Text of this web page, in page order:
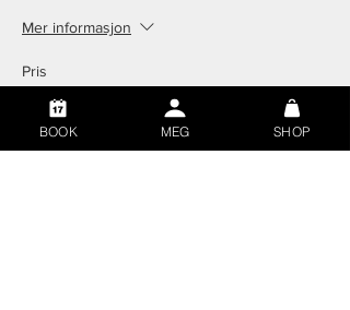
Mer informasjon
Pris
199,00 kr
BOOK MEG SHOP